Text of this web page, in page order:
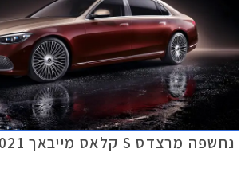
נחשפה מרצדס S קלאס מייבאך 2021